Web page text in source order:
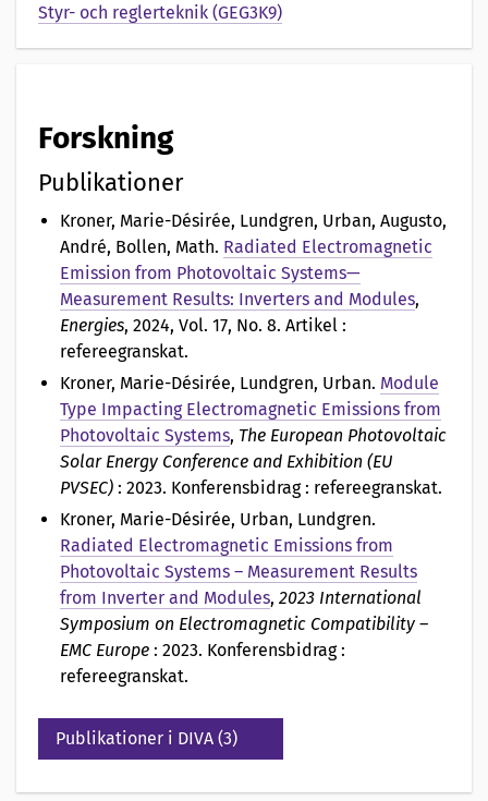
a
Styr- och reglerteknik (GEG3K9)
Forskning
Publikationer
Kroner, Marie-Désirée, Lundgren, Urban, Augusto,
André, Bollen, Math. Radiated Electromagnetic
Emission from Photovoltaic Systems—
Measurement Results: Inverters and Modules,
Energies, 2024, Vol. 17, No. 8. Artikel :
refereegranskat.
Kroner, Marie-Désirée, Lundgren, Urban. Module
Type Impacting Electromagnetic Emissions from
Photovoltaic Systems, The European Photovoltaic
Solar Energy Conference and Exhibition (EU
PVSEC) : 2023. Konferensbidrag : refereegranskat.
Kroner, Marie-Désirée, Urban, Lundgren.
Radiated Electromagnetic Emissions from
Photovoltaic Systems – Measurement Results
from Inverter and Modules, 2023 International
Symposium on Electromagnetic Compatibility –
EMC Europe : 2023. Konferensbidrag :
refereegranskat.
Publikationer i DIVA (3)